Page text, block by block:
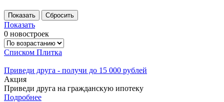
Показать
0 новостроек
Списком Плитка
Приведи друга - получи до 15 000 рублей
Акция
Приведи друга на гражданскую ипотеку
Подробнее